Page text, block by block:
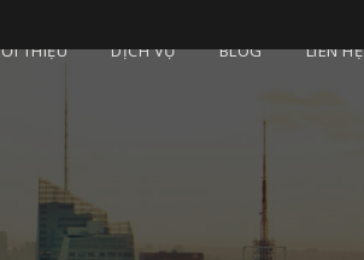
THIỆU DỊCH VỤ BLOG LIÊN HỆ